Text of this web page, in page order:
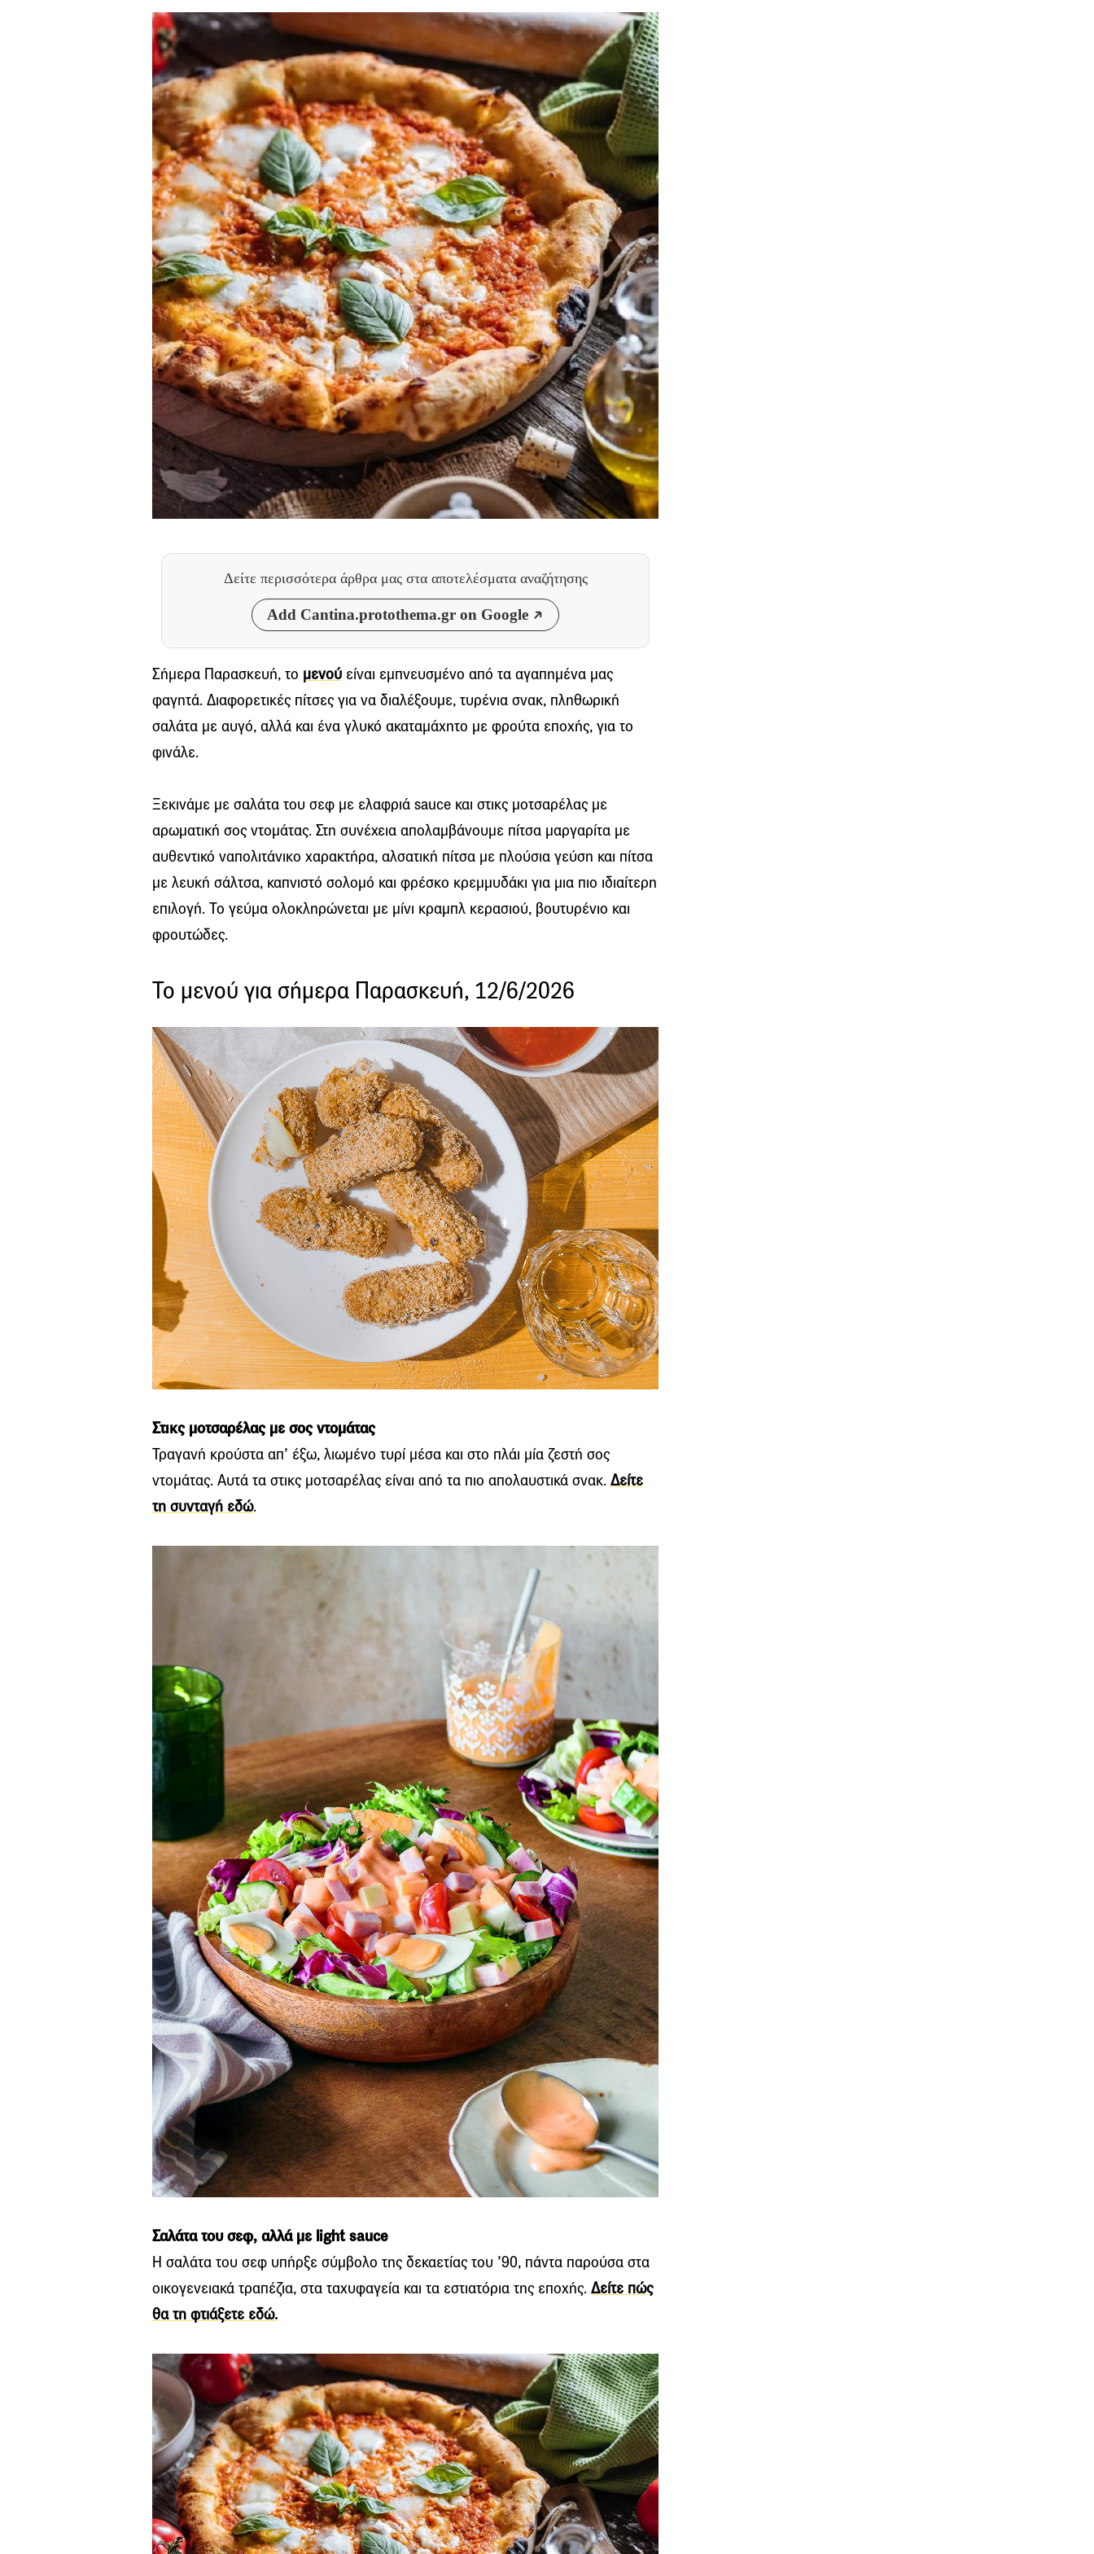
Δείτε περισσότερα άρθρα μας στα αποτελέσματα αναζήτησης
Add Cantina.protothema.gr on Google
Σήμερα Παρασκευή, το μενού είναι εμπνευσμένο από τα αγαπημένα μας
φαγητά. Διαφορετικές πίτσες για να διαλέξουμε, τυρένια σνακ, πληθωρική
σαλάτα με αυγό, αλλά και ένα γλυκό ακαταμάχητο με φρούτα εποχής, για το
φινάλε.
Ξεκινάμε με σαλάτα του σεφ με ελαφριά sauce και στικς μοτσαρέλας με
αρωματική σος ντομάτας. Στη συνέχεια απολαμβάνουμε πίτσα μαργαρίτα με
αυθεντικό ναπολιτάνικο χαρακτήρα, αλσατική πίτσα με πλούσια γεύση και πίτσα
με λευκή σάλτσα, καπνιστό σολομό και φρέσκο κρεμμυδάκι για μια πιο ιδιαίτερη
επιλογή. Το γεύμα ολοκληρώνεται με μίνι κραμπλ κερασιού, βουτυρένιο και
φρουτώδες.
Το μενού για σήμερα Παρασκευή, 12/6/2026
Στικς μοτσαρέλας με σος ντομάτας
Τραγανή κρούστα απ’ έξω, λιωμένο τυρί μέσα και στο πλάι μία ζεστή σος
ντομάτας. Αυτά τα στικς μοτσαρέλας είναι από τα πιο απολαυστικά σνακ. Δείτε
τη συνταγή εδώ.
Σαλάτα του σεφ, αλλά με light sauce
Η σαλάτα του σεφ υπήρξε σύμβολο της δεκαετίας του ’90, πάντα παρούσα στα
οικογενειακά τραπέζια, στα ταχυφαγεία και τα εστιατόρια της εποχής. Δείτε πώς
θα τη φτιάξετε εδώ.